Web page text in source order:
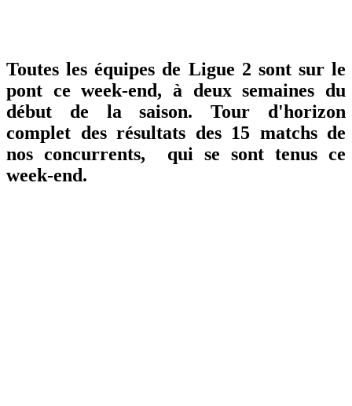
Toutes les équipes de Ligue 2 sont sur le
pont ce week-end, à deux semaines du
début de la saison. Tour d'horizon
complet des résultats des 15 matchs de
nos concurrents, qui se sont tenus ce
week-end.